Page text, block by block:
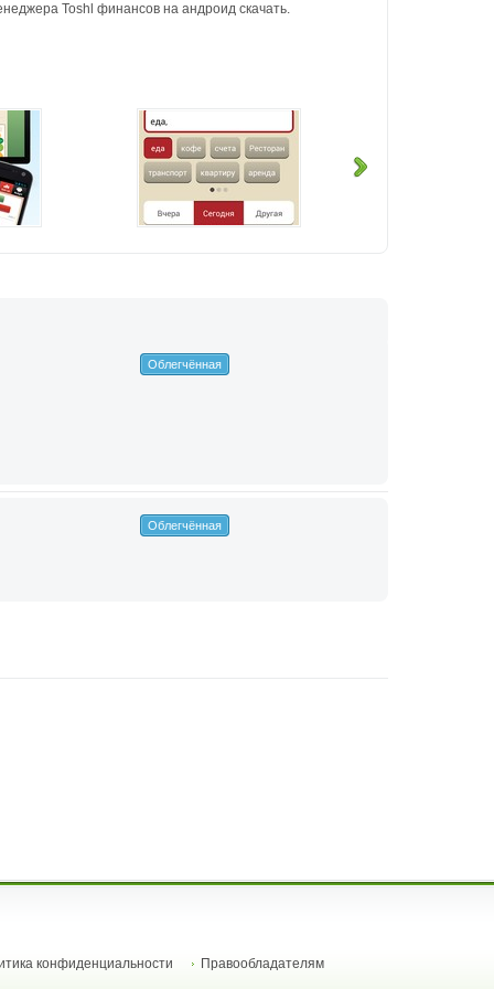
Toshl финансов на андроид скачать.
Облегчённая
Облегчённая
конфиденциальности Правообладателям